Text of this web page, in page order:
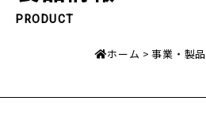
PRODUCT
ホーム 事業・製品